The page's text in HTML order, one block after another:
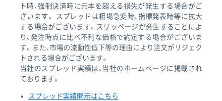
ト時、強制決済時に元本を超える損失が発生する場合がご
ざいます。 スプレッドは相場急変時、指標発表時等に拡大
する場合がございます。スリッページが発生することによ
り、発注時点に比べ不利な価格で約定する場合がございま
す。また、市場の流動性低下等の理由により注文がリジェク
トされる場合がございます。
当社のスプレッド実績は、当社のホームページに掲載され
ております。
スプレッド実績開示はこちら